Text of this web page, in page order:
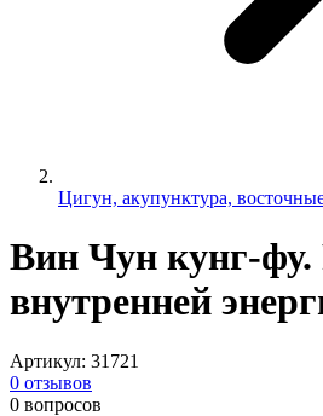
Цигун, акупунктура,
Вин Чун кунг-фу.
внутренней
Артикул: 31721
0 отзывов
0 вопросов